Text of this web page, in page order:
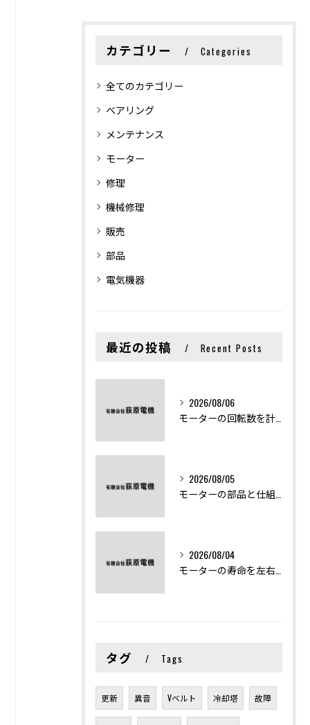
カテゴリー Categories
全てのカテゴリー
ベアリング
メンテナンス
モーター
修理
機械修理
販売
部品
電気機器
最近の投稿 Recent Posts
2026/08/06
2026/08/05
2026/08/04
タグ Tags
更新 異音 Vベルト 冷却塔 故障